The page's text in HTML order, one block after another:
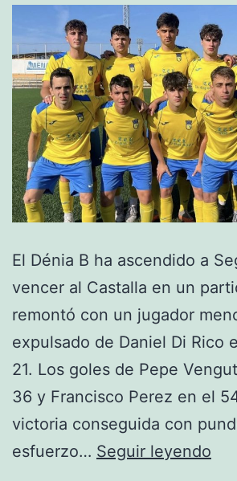
la
fase
plata
El Dénia B ha ascendido a
vencer al Castalla en un
remontó con un jugador
expulsado de Daniel Di Rico
21. Los goles de Pepe
36 y Francisco Perez en el
victoria conseguida con
esfuerzo… Seguir leyendo